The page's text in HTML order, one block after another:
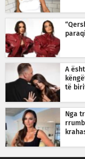
A
të
Nga